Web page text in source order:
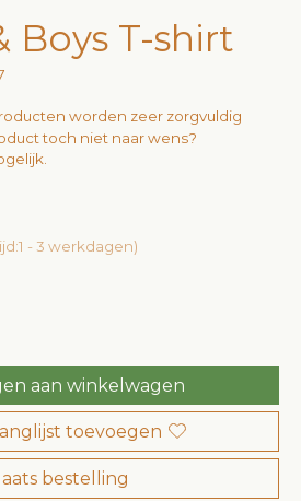
Boys T-shirt
worden zeer zorgvuldig
toch niet naar wens?
- 3 werkdagen)
aan winkelwagen
toevoegen
bestelling